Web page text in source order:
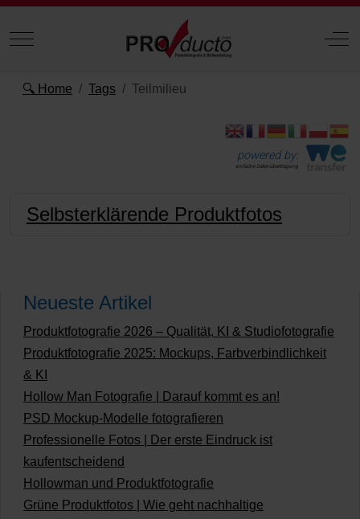
Mobile Menu Toggle Off-
🔍 Home Tags Teilmilieu
powered by:
einfache Datenübertragung
Selbsterklärende Produktfotos
Neueste Artikel
Produktfotografie 2026 – Qualität, KI & Studiofotografie
Produktfotografie 2025: Mockups, Farbverbindlichkeit
& KI
Hollow Man Fotografie | Darauf kommt es an!
PSD Mockup-Modelle fotografieren
Professionelle Fotos | Der erste Eindruck ist
kaufentscheidend
Hollowman und Produktfotografie
Grüne Produktfotos | Wie geht nachhaltige